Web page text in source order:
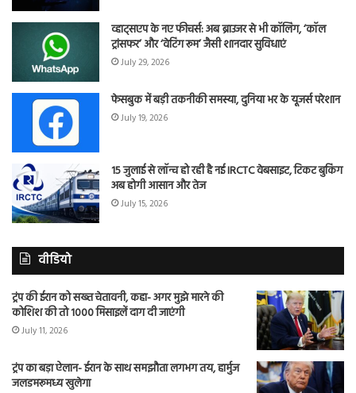
व्हाट्सएप के नए फीचर्स: अब ब्राउजर से भी कॉलिंग, ‘कॉल
ट्रांसफर’ और ‘वेटिंग रूम’ जैसी शानदार सुविधाएं
July 29, 2026
फेसबुक में बड़ी तकनीकी समस्या, दुनिया भर के यूजर्स परेशान
July 19, 2026
15 जुलाई से लॉन्च हो रही है नई IRCTC वेबसाइट, टिकट बुकिंग
अब होगी आसान और तेज
July 15, 2026
वीडियो
ट्रंप की ईरान को सख्त चेतावनी, कहा- अगर मुझे मारने की
कोशिश की तो 1000 मिसाइलें दाग दी जाएंगी
July 11, 2026
ट्रंप का बड़ा ऐलान- ईरान के साथ समझौता लगभग तय, हार्मुज
जलडमरूमध्य खुलेगा